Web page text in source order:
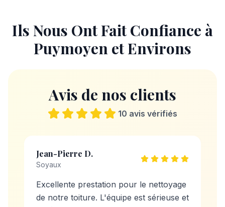
Ils Nous Ont Fait Confiance à
Puymoyen et Environs
Avis de nos clients
10 avis vérifiés
Jean-Pierre D.
Soyaux
Excellente prestation pour le nettoyage
de notre toiture. L'équipe est sérieuse et